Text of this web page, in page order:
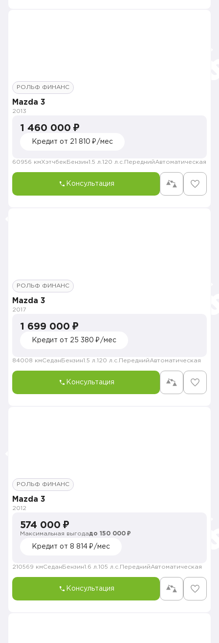
РОЛЬФ ФИНАНС
Mazda 3
2013
1 460 000 ₽
Кредит от 21 810 ₽/мес
60956 кмХэтчбек Бензин1.5 л. 120 л.с. ПереднийАвтоматическая
Консультация
РОЛЬФ ФИНАНС
Mazda 3
2017
1 699 000 ₽
Кредит от 25 380 ₽/мес
84008 кмСедан Бензин1.5 л. 120 л.с. ПереднийАвтоматическая
Консультация
РОЛЬФ ФИНАНС
Mazda 3
2012
574 000 ₽
Максимальная выгодадо 150 000 ₽
Кредит от 8 814 ₽/мес
210569 кмСедан Бензин1.6 л. 105 л.с. ПереднийАвтоматическая
Консультация